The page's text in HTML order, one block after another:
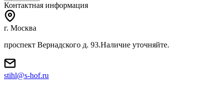
Контактная информация
г. Москва
проспект Вернадского д. 93.Наличие уточняйте.
stihl@s-hof.ru